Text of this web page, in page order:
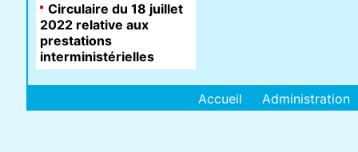
Circulaire du 18 juillet
2022 relative aux
prestations
interministérielles
Accueil Administration